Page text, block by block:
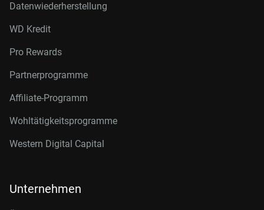
Datenwiederherstellung
WD Kredit
Pro Rewards
Partnerprogramme
Affiliate-Programm
Wohltätigkeitsprogramme
Western Digital Capital
Unternehmen